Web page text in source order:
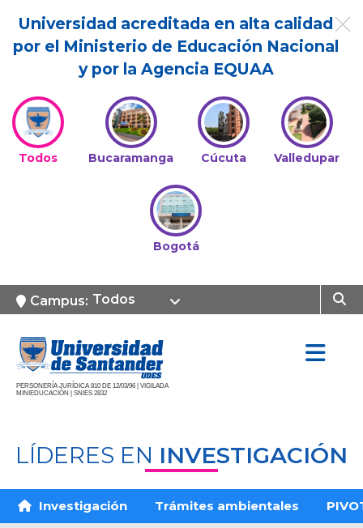
Universidad acreditada en alta calidad
por el Ministerio de Educación Nacional
y por la Agencia EQUAA
Todos Bucaramanga Cúcuta Valledupar
Bogotá
Campus: Todos
PERSONERÍA JURÍDICA 810 DE 12/03/96 | VIGILADA
MINIEDUCACIÓN | SNIES 2832
LÍDERES EN INVESTIGACIÓN
Investigación Trámites ambientales